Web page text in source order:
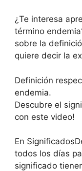
¿Te interesa
término
sobre la
quiere decir la
Definición
endemia.
Descubre el
con este video!
En
todos los días
significado